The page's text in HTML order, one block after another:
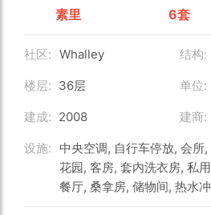
素里 6套
社区: Whalley 结构:
楼层: 36层 单位:
建成: 2008 建商:
设施: 中央空调, 自行车停放, 会所
花园, 客房, 套内洗衣房, 私
餐厅, 桑拿房, 储物间, 热水